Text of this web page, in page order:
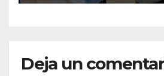
Deja un